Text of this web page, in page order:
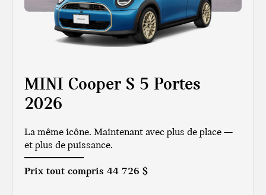
MINI Cooper S 5 Portes
2026
La même icône. Maintenant avec plus de place —
et plus de puissance.
Prix tout compris 44 726 $